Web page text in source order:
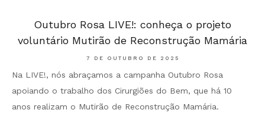
Outubro Rosa LIVE!: conheça o projeto
voluntário Mutirão de Reconstrução Mamária
7 DE OUTUBRO DE 2025
Na LIVE!, nós abraçamos a campanha Outubro Rosa
apoiando o trabalho dos Cirurgiões do Bem, que há 10
anos realizam o Mutirão de Reconstrução Mamária.